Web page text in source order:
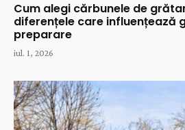
Cum alegi cărbunele de
diferențele care influențează
preparare
iul. 1, 2026